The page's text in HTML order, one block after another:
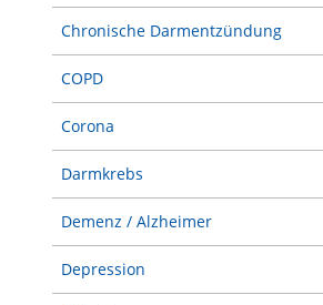
Chronische Darmentzündung
COPD
Corona
Darmkrebs
Demenz / Alzheimer
Depression